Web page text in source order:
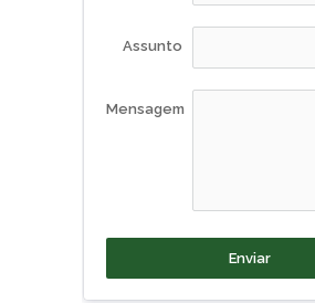
Assunto
Mensagem
Enviar